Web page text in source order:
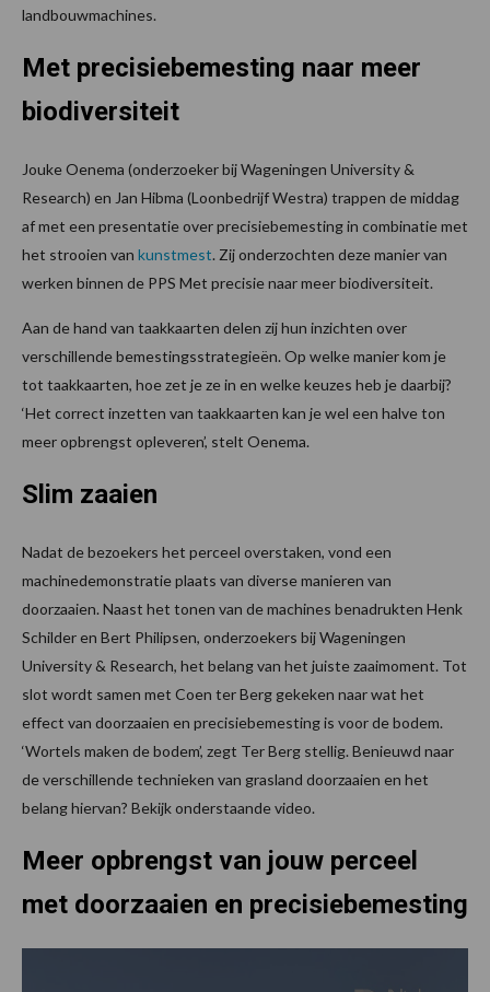
landbouwmachines.
Met precisiebemesting naar meer
biodiversiteit
Jouke Oenema (onderzoeker bij Wageningen University &
Research) en Jan Hibma (Loonbedrijf Westra) trappen de middag
af met een presentatie over precisiebemesting in combinatie met
het strooien van kunstmest. Zij onderzochten deze manier van
werken binnen de PPS Met precisie naar meer biodiversiteit.
Aan de hand van taakkaarten delen zij hun inzichten over
verschillende bemestingsstrategieën. Op welke manier kom je
tot taakkaarten, hoe zet je ze in en welke keuzes heb je daarbij?
‘Het correct inzetten van taakkaarten kan je wel een halve ton
meer opbrengst opleveren’, stelt Oenema.
Slim zaaien
Nadat de bezoekers het perceel overstaken, vond een
machinedemonstratie plaats van diverse manieren van
doorzaaien. Naast het tonen van de machines benadrukten Henk
Schilder en Bert Philipsen, onderzoekers bij Wageningen
University & Research, het belang van het juiste zaaimoment. Tot
slot wordt samen met Coen ter Berg gekeken naar wat het
effect van doorzaaien en precisiebemesting is voor de bodem.
‘Wortels maken de bodem’, zegt Ter Berg stellig. Benieuwd naar
de verschillende technieken van grasland doorzaaien en het
belang hiervan? Bekijk onderstaande video.
Meer opbrengst van jouw perceel
met doorzaaien en precisiebemesting